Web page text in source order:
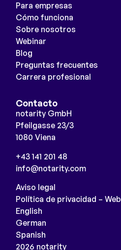
Para empresas
Cómo funciona
Sobre nosotros
Webinar
Blog
Preguntas frecuentes
Carrera profesional
Contacto
notarity GmbH
Pfeilgasse 23/3
1080 Viena
+43 141 201 48
info@notarity.com
2026 notarity
Aviso legal
Política de privacidad – Web
English
German
Spanish